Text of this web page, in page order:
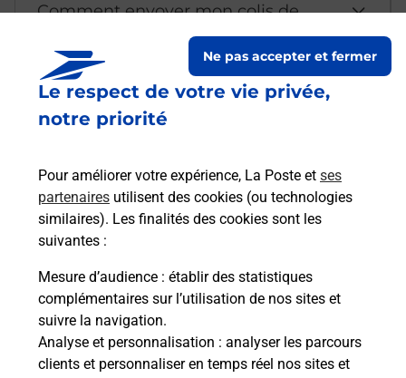
Le respect de votre vie privée,
notre priorité
Pour améliorer votre expérience, La Poste et ses
partenaires utilisent des cookies (ou technologies
similaires). Les finalités des cookies sont les
suivantes :
Mesure d’audience : établir des statistiques
complémentaires sur l’utilisation de nos sites et
suivre la navigation.
Analyse et personnalisation : analyser les parcours
clients et personnaliser en temps réel nos sites et
Ne pas accepter et fermer
Comment envoyer mon colis de
Est-il possible d’acheter un
emballage directement depuis un
Comment demander une
modification de livraison ?
Comment La Poste participe-t-elle
à votre sécurité au quotidien ?